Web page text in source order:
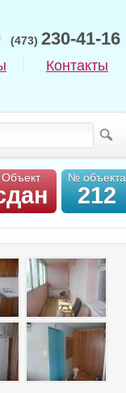
(473) 230-41-16
Контакты
Объект № объекта
212